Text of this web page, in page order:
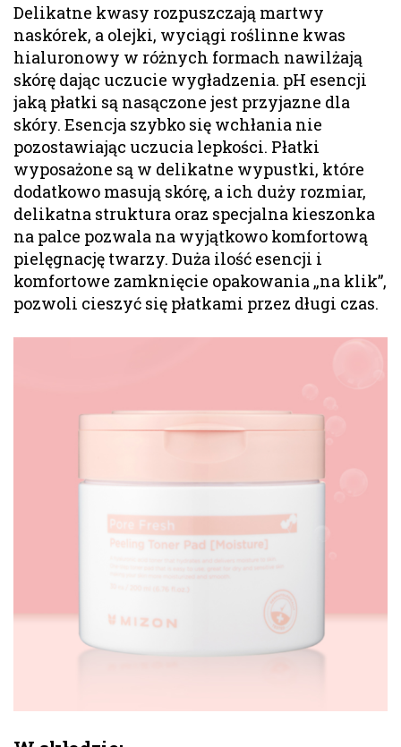
Delikatne kwasy rozpuszczają martwy
naskórek, a olejki, wyciągi roślinne kwas
hialuronowy w różnych formach nawilżają
skórę dając uczucie wygładzenia. pH esencji
jaką płatki są nasączone jest przyjazne dla
skóry. Esencja szybko się wchłania nie
pozostawiając uczucia lepkości. Płatki
wyposażone są w delikatne wypustki, które
dodatkowo masują skórę, a ich duży rozmiar,
delikatna struktura oraz specjalna kieszonka
na palce pozwala na wyjątkowo komfortową
pielęgnację twarzy. Duża ilość esencji i
komfortowe zamknięcie opakowania „na klik”,
pozwoli cieszyć się płatkami przez długi czas.